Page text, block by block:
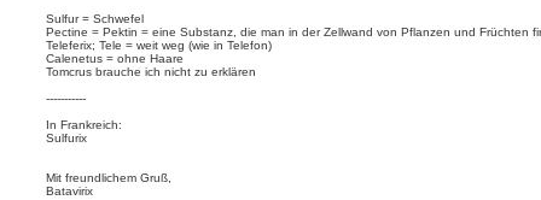
Sulfur = Schwefel
Pectine = Pektin = eine Substanz, die man in der Zellwand von Pflanzen und Früchten
Teleferix; Tele = weit weg (wie in Telefon)
Calenetus = ohne Haare
Tomcrus brauche ich nicht zu erklären
-----------
In Frankreich:
Sulfurix
Mit freundlichem Gruß,
Batavirix